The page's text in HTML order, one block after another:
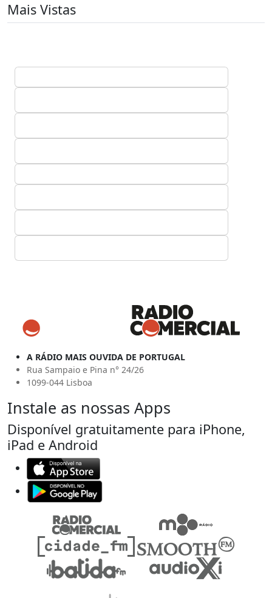
Mais Vistas
A RÁDIO MAIS OUVIDA DE PORTUGAL
Rua Sampaio e Pina n° 24/26
1099-044 Lisboa
Instale as nossas Apps
Disponível gratuitamente para iPhone,
iPad e Android